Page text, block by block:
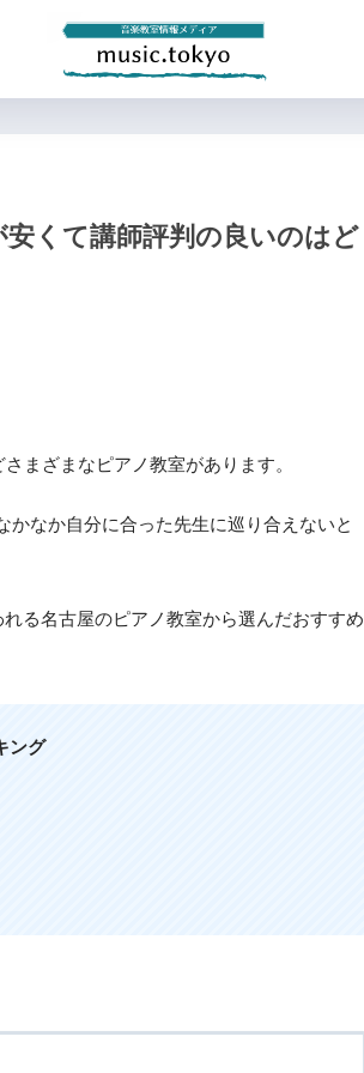
くて講師評判の良いのはど
まざまなピアノ教室があります。
なか自分に合った先生に巡り合えないと
る名古屋のピアノ教室から選んだおすすめ
ング